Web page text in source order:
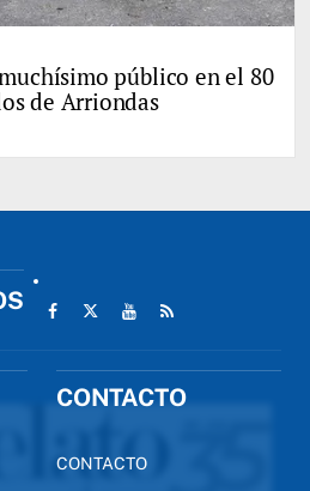
público en el 80
de Arriondas
CONTACTO
CONTACTO